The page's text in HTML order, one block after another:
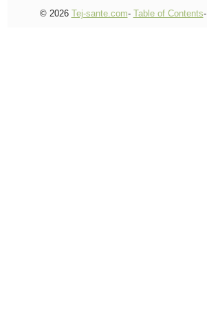
© 2026 Tej-sante.com- Table of Contents-